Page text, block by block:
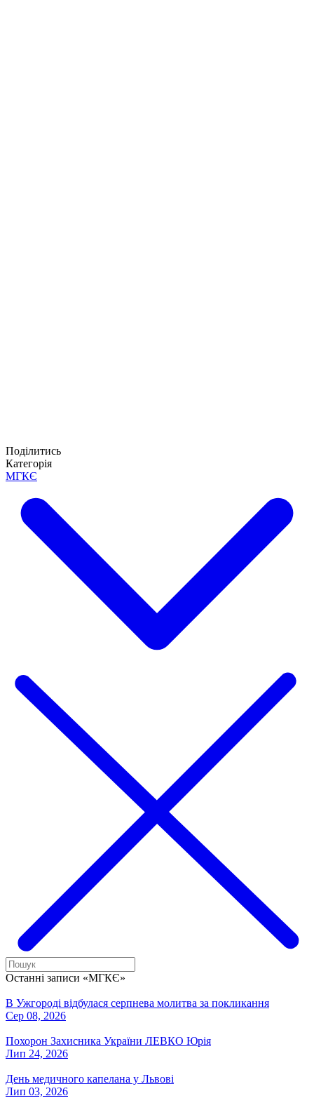
Поділитись
Категорія
МГКЄ
Останні записи «МГКЄ»
В Ужгороді відбулася серпнева молитва за покликання
Сер 08, 2026
Похорон Захисника України ЛЕВКО Юрія
Лип 24, 2026
День медичного капелана у Львові
Лип 03, 2026